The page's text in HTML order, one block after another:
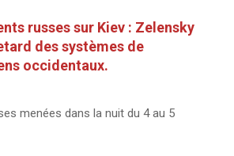
russes sur Kiev : Zelensky
des systèmes de
occidentaux.
menées dans la nuit du 4 au 5